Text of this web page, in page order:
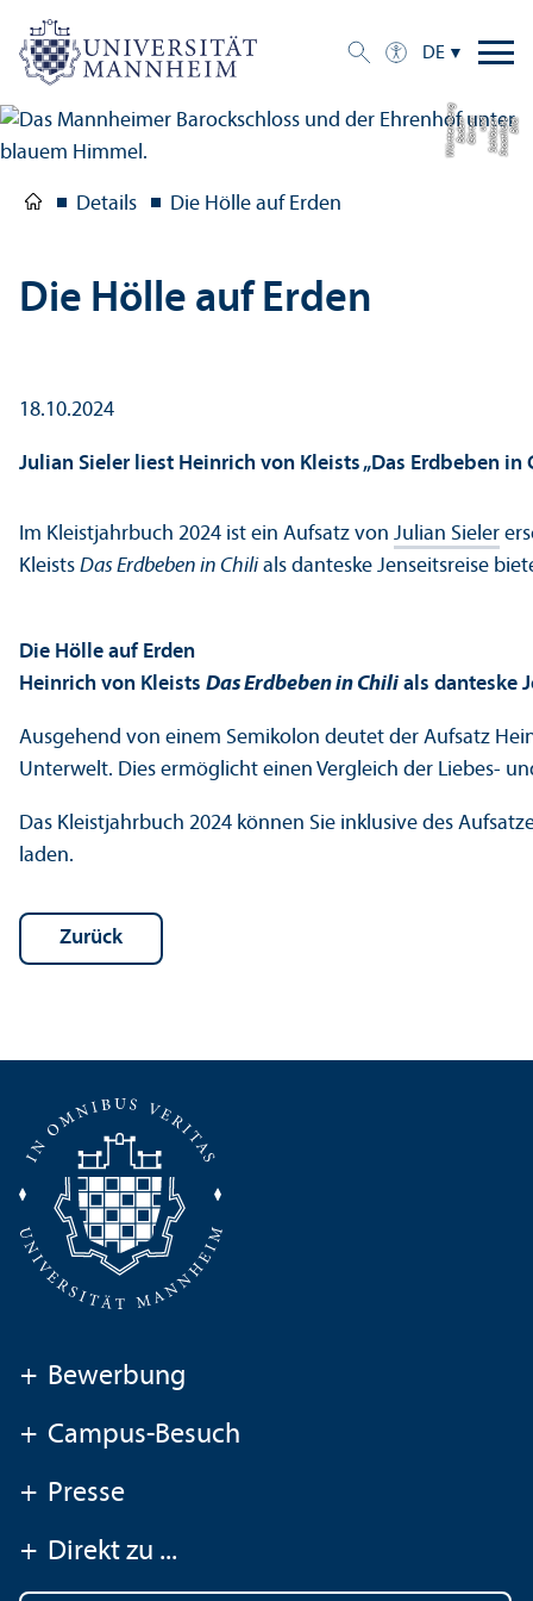
DE
Bil
d:
S
t
a
a
tli
c
h
e
S
c
hl
ö
s
s
e
r
u
n
d
G
ä
r
t
e
n
B
a
d
e
n-
W
ü
r
t
t
e
m
b
e
r
g
Details Die Hölle auf Erden
Die Hölle auf Erden
18.10.2024
Julian Sieler liest Heinrich von Kleists „Das Erdbeben
Im Kleistjahrbuch 2024 ist ein Aufsatz von Julian Sieler
Kleists Das Erdbeben in Chili als danteske Jenseitsreise
Die Hölle auf Erden
Heinrich von Kleists Das Erdbeben in Chili als danteske
Ausgehend von einem Semikolon deutet der Aufsatz
Unter­welt. Dies ermöglicht einen Vergleich der Liebes-
Das Kleistjahrbuch 2024 können Sie inklusive des
laden.
Zurück
+ Bewerbung
+ Campus-Besuch
+ Presse
+ Direkt zu ...